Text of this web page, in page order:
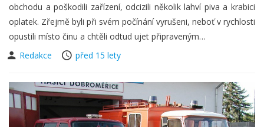
obchodu a poškodili zařízení, odcizili několik lahví piva a krabici
oplatek. Zřejmě byli při svém počínání vyrušeni, neboť v rychlosti
opustili místo činu a chtěli odtud ujet připraveným…
Redakce
před 15 lety